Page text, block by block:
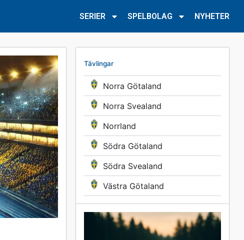
SERIER SPELBOLAG NYHETER
Tävlingar
Norra Götaland
Norra Svealand
Norrland
Södra Götaland
Södra Svealand
Västra Götaland